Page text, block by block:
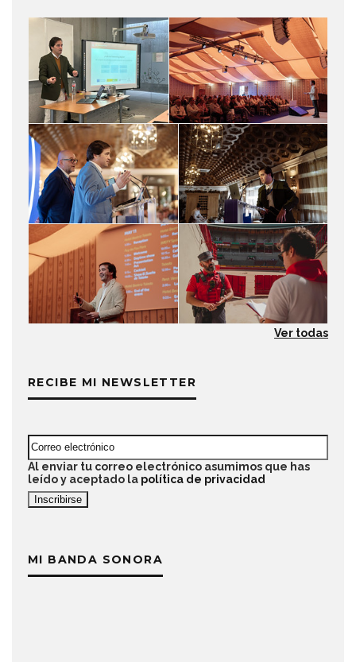
Ver todas
RECIBE MI NEWSLETTER
Al enviar tu correo electrónico asumimos que has
leído y aceptado la política de privacidad
MI BANDA SONORA